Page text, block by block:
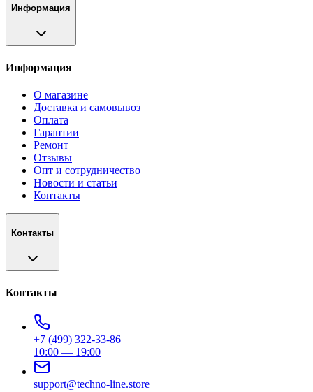
Информация
Информация
О магазине
Доставка и самовывоз
Оплата
Гарантии
Ремонт
Отзывы
Опт и сотрудничество
Новости и статьи
Контакты
Контакты
Контакты
+7 (499) 322-33-86
10:00 — 19:00
support@techno-line.store